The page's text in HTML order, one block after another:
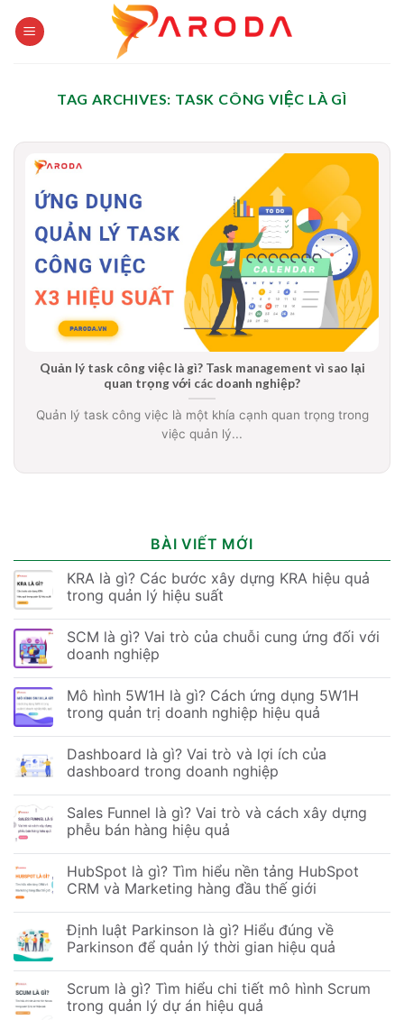
TAG ARCHIVES: TASK CÔNG VIỆC LÀ GÌ
Quản lý task công việc là gì? Task management vì sao lại
quan trọng với các doanh nghiệp?
Quản lý task công việc là một khía cạnh quan trọng trong
việc quản lý...
BÀI VIẾT MỚI
KRA là gì? Các bước xây dựng KRA hiệu quả
trong quản lý hiệu suất
SCM là gì? Vai trò của chuỗi cung ứng đối với
doanh nghiệp
Mô hình 5W1H là gì? Cách ứng dụng 5W1H
trong quản trị doanh nghiệp hiệu quả
Dashboard là gì? Vai trò và lợi ích của
dashboard trong doanh nghiệp
Sales Funnel là gì? Vai trò và cách xây dựng
phễu bán hàng hiệu quả
HubSpot là gì? Tìm hiểu nền tảng HubSpot
CRM và Marketing hàng đầu thế giới
Định luật Parkinson là gì? Hiểu đúng về
Parkinson để quản lý thời gian hiệu quả
Scrum là gì? Tìm hiểu chi tiết mô hình Scrum
trong quản lý dự án hiệu quả